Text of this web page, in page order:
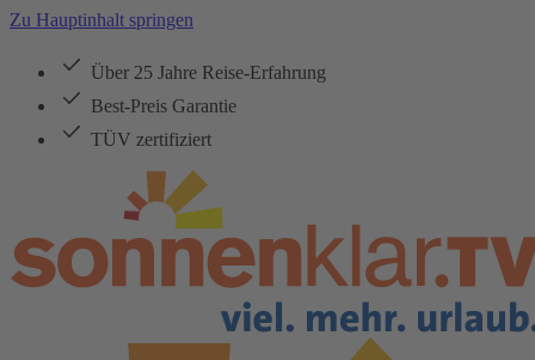
Zu Hauptinhalt springen
Über 25 Jahre Reise-Erfahrung
Best-Preis Garantie
TÜV zertifiziert